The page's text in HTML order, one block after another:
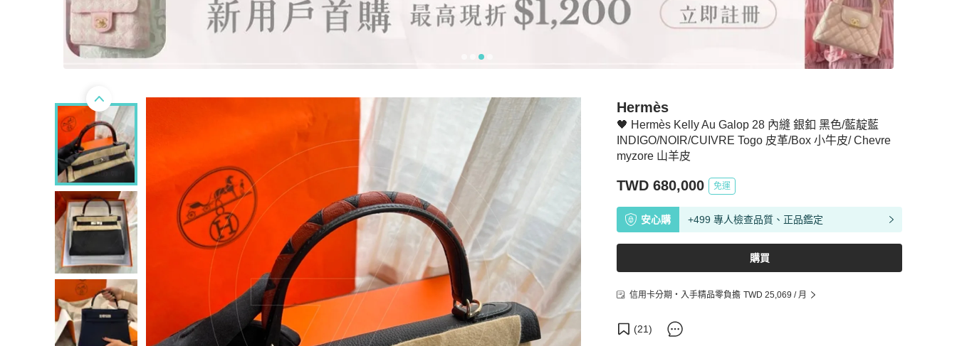
🖤 Hermès Kelly Au Galop 28 內縫 銀釦 黑色/藍靛藍
INDIGO/NOIR/CUIVRE Togo 皮革/Box 小牛皮/ Chevre
myzore 山羊皮
Hermès
TWD 680,000 免運
安心購 +499 專人檢查品質、正品鑑定
購買
信用卡分期・入手精品零負擔 TWD 25,069 / 月
(21)